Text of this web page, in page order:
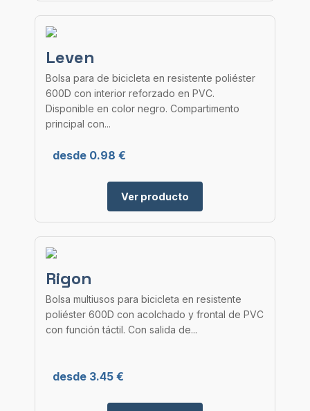
Leven
Bolsa para de bicicleta en resistente poliéster
600D con interior reforzado en PVC.
Disponible en color negro. Compartimento
principal con...
desde 0.98 €
Ver producto
Rigon
Bolsa multiusos para bicicleta en resistente
poliéster 600D con acolchado y frontal de PVC
con función táctil. Con salida de...
desde 3.45 €